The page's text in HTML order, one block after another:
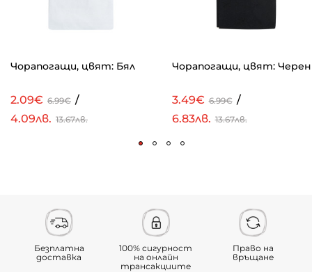
Чорапогащи, цвят: Бял
2.09€ 6.99€ /
4.09лв. 13.67лв.
Чорапогащи, цвят: Черен
3.49€ 6.99€ /
6.83лв. 13.67лв.
Безплатна
доставка
100% сигурност
на онлайн
трансакциите
Право на
връщане